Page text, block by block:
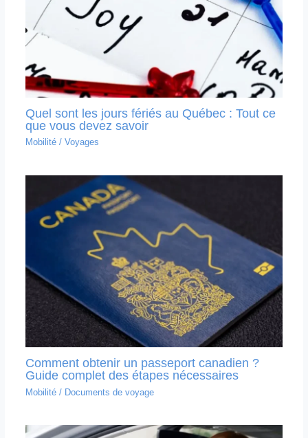
Quel sont les jours fériés au Québec : Tout ce
que vous devez savoir
Mobilité/ Voyages
Comment obtenir un passeport canadien ?
Guide complet des étapes nécessaires
Mobilité/ Documents de voyage